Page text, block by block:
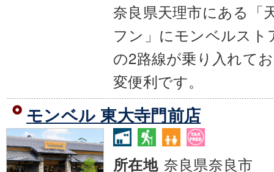
奈良県天理市にある「
フン」にモンベルスト
の2路線が乗り入れて
変便利です。
モンベル 東大寺門前店
所在地 奈良県奈良市